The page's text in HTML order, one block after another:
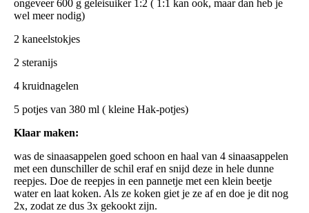
ongeveer 600 g geleisuiker 1:2 ( 1:1 kan ook, maar dan heb je
wel meer nodig)
2 kaneelstokjes
2 steranijs
4 kruidnagelen
5 potjes van 380 ml ( kleine Hak-potjes)
Klaar maken:
was de sinaasappelen goed schoon en haal van 4 sinaasappelen
met een dunschiller de schil eraf en snijd deze in hele dunne
reepjes. Doe de reepjes in een pannetje met een klein beetje
water en laat koken. Als ze koken giet je ze af en doe je dit nog
2x, zodat ze dus 3x gekookt zijn.